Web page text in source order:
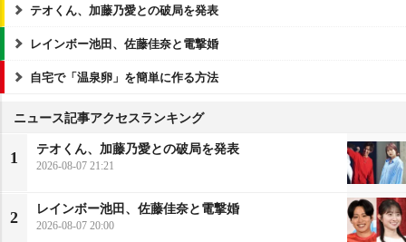
テオくん、加藤乃愛との破局を発表
レインボー池田、佐藤佳奈と電撃婚
自宅で「温泉卵」を簡単に作る方法
ニュース記事アクセスランキング
1
テオくん、加藤乃愛との破局を発表
2026-08-07 21:21
2
レインボー池田、佐藤佳奈と電撃婚
2026-08-07 20:00